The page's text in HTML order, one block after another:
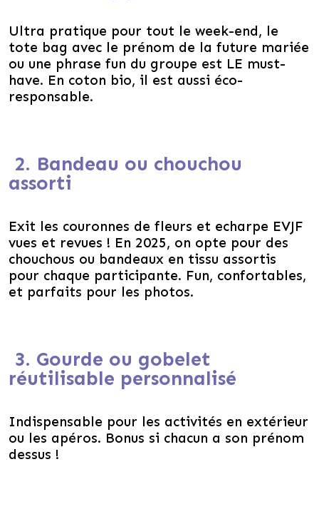
Ultra pratique pour tout le week-end, le
tote bag avec le prénom de la future mariée
ou une phrase fun du groupe est LE must-
have. En coton bio, il est aussi éco-
responsable.
2. Bandeau ou chouchou
assorti
Exit les couronnes de fleurs et echarpe EVJF
vues et revues ! En 2025, on opte pour des
chouchous ou bandeaux en tissu assortis
pour chaque participante. Fun, confortables,
et parfaits pour les photos.
3. Gourde ou gobelet
réutilisable personnalisé
Indispensable pour les activités en extérieur
ou les apéros. Bonus si chacun a son prénom
dessus !